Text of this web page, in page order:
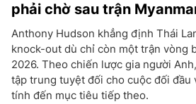
phải chờ sau trận
Anthony Hudson khẳng định Thái
knock-out dù chỉ còn một trận vòng
2026. Theo chiến lược gia người
tập trung tuyệt đối cho cuộc đối đầu
tính đến mục tiêu tiếp theo.